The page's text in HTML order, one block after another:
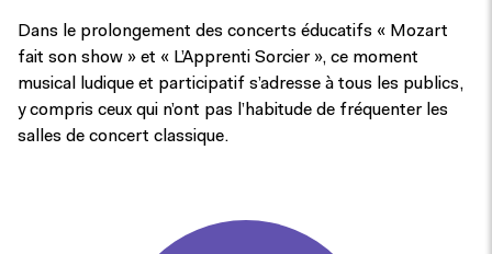
Dans le prolongement des concerts éducatifs « Mozart
fait son show » et « L’Apprenti Sorcier », ce moment
musical ludique et participatif s’adresse à tous les publics,
y compris ceux qui n’ont pas l’habitude de fréquenter les
salles de concert classique.